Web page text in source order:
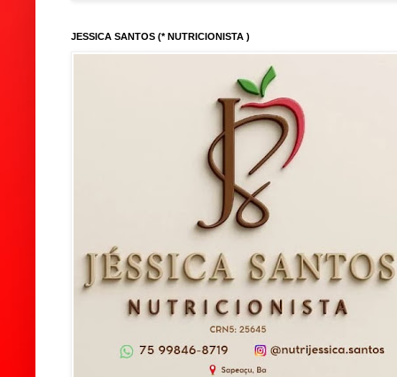
JESSICA SANTOS (* NUTRICIONISTA )